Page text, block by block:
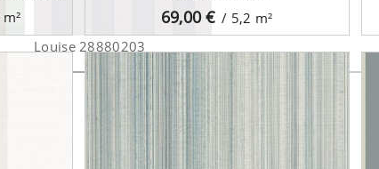
Louise 28880203
m² 69,00€ / 5,2 m²